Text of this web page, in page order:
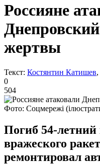
Россияне
жертвы
Текст: Костянтин Катишев
0
504
Фото: Соцмережі
Погиб 54-
вражеского
ремонтировал